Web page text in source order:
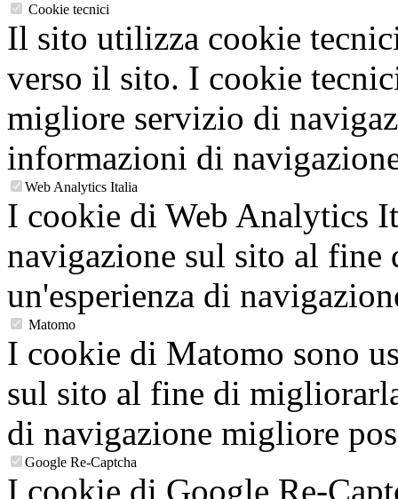
Cookie tecnici
Il sito utilizza cookie
verso il sito. I cookie
migliore servizio di
informazioni di
Web Analytics Italia
I cookie di Web Analytics
navigazione sul sito al
un'esperienza di
Matomo
I cookie di Matomo sono
sul sito al fine di
di navigazione migliore
Google Re-Captcha
I cookie di Google Re-